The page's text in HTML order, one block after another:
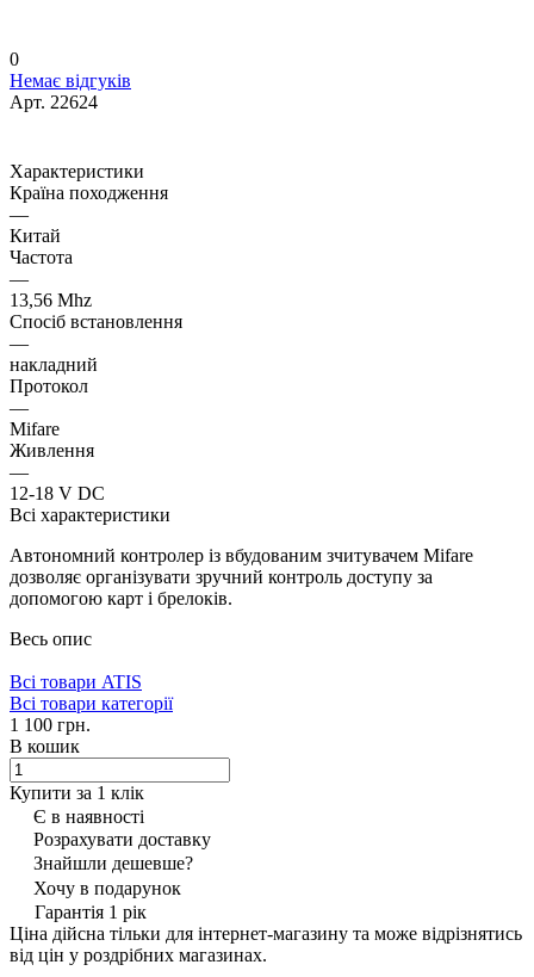
0
Немає відгуків
Арт. 22624
Характеристики
Країна походження
—
Китай
Частота
—
13,56 Mhz
Спосіб встановлення
—
накладний
Протокол
—
Mifare
Живлення
—
12-18 V DC
Всі характеристики
Автономний контролер із вбудованим зчитувачем Mifare
дозволяє організувати зручний контроль доступу за
допомогою карт і брелоків.
Весь опис
Всі товари ATIS
Всі товари категорії
1 100 грн.
В кошик
Купити за 1 клiк
Є в наявності
Розрахувати доставку
Знайшли дешевше?
Хочу в подарунок
Гарантія 1 рік
Ціна дійсна тільки для інтернет-магазину та може відрізнятись
від цін у роздрібних магазинах.